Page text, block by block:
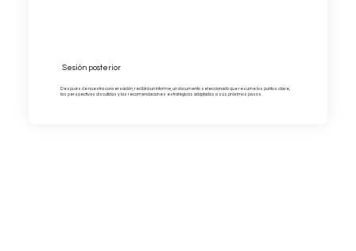
Sesión posterior
Después de nuestra conversación, recibirá un informe, un documento seleccionado que resume los puntos clave,
las perspectivas discutidas y las recomendaciones estratégicas adaptadas a sus próximos pasos.